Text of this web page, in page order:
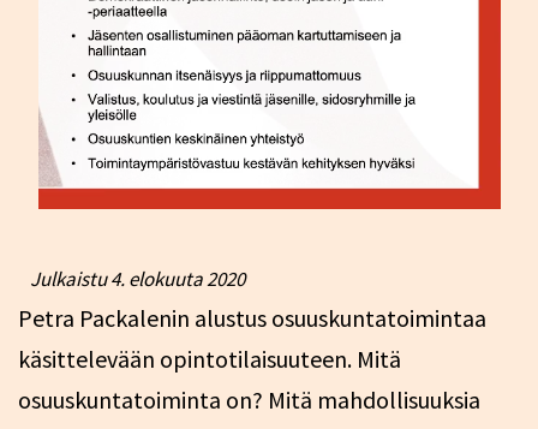
Julkaistu4. elokuuta 2020
Petra Packalenin alustus osuuskuntatoimintaa
käsittelevään opintotilaisuuteen. Mitä
osuuskuntatoiminta on? Mitä mahdollisuuksia